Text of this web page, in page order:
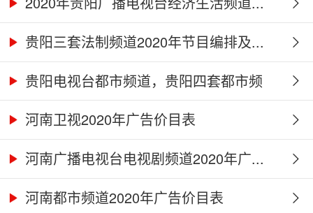
贵阳三套法制频道2020年节目编排及...
贵阳电视台都市频道，贵阳四套都市频
道...河南卫视2020年广告价目表
河南广播电视台电视剧频道2020年广...
河南都市频道2020年广告价目表